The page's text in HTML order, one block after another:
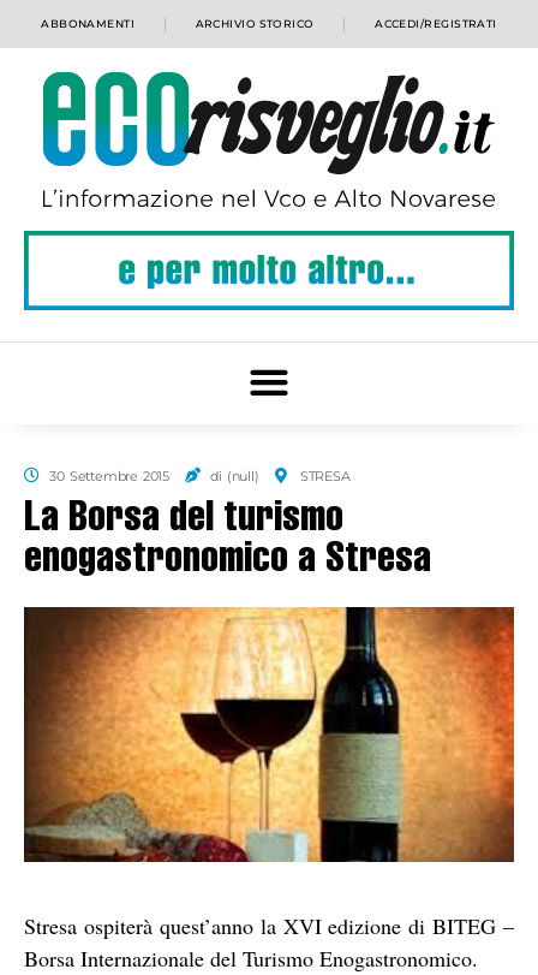
ABBONAMENTI ARCHIVIO STORICO ACCEDI/REGISTRATI
30 Settembre 2015 di (null) STRESA
La Borsa del turismo
enogastronomico a Stresa
Stresa ospiterà quest’anno la XVI edizione di BITEG –
Borsa Internazionale del Turismo Enogastronomico.